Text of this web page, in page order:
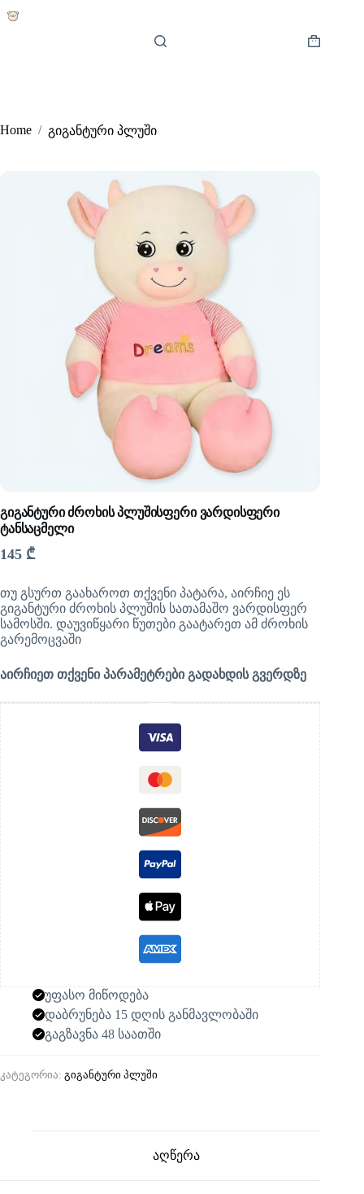
to
Shopping
Home / გიგანტური პლუში
გიგანტური ძროხის პლუშისფერი ვარდისფერი
ტანსაცმელი
145 ₾
თუ გსურთ გაახაროთ თქვენი პატარა, აირჩიე ეს
გიგანტური ძროხის პლუშის სათამაშო ვარდისფერ
სამოსში. დაუვიწყარი წუთები გაატარეთ ამ ძროხის
გარემოცვაში
აირჩიეთ თქვენი პარამეტრები გადახდის გვერდზე
უფასო მიწოდება
დაბრუნება 15 დღის განმავლობაში
გაგზავნა 48 საათში
კატეგორია: გიგანტური პლუში
აღწერა